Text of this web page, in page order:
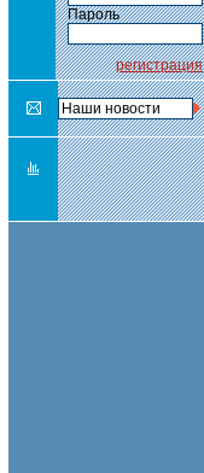
Пароль
регистрация